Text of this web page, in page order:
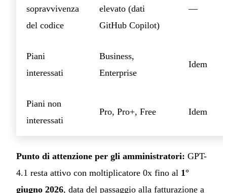
sopravvivenza
del codice
elevato (dati
GitHub Copilot)
—
Piani
interessati
Business,
Enterprise
Idem
Piani non
interessati
Pro, Pro+, Free Idem
Punto di attenzione per gli amministratori: GPT-
4.1 resta attivo con moltiplicatore 0x fino al 1°
giugno 2026, data del passaggio alla fatturazione a